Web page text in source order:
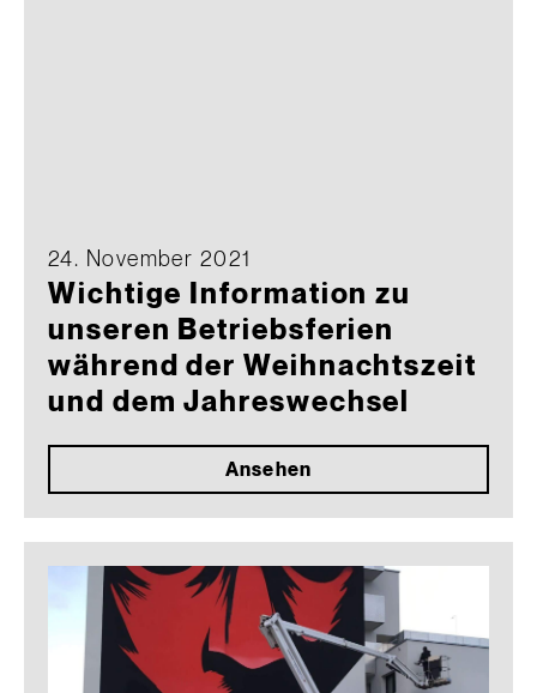
24. November 2021
Wichtige Information zu
unseren Betriebsferien
während der Weihnachtszeit
und dem Jahreswechsel
Ansehen